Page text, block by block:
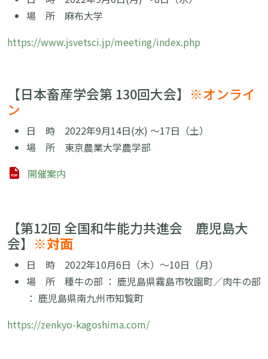
場 所 麻布大学
https://www.jsvetsci.jp/meeting/index.php
【日本畜産学会第 130回大会】 ※オンライ
ン
日 時 2022年9月14日(水) 〜17日（土）
場 所 東京農業大学農学部
開催案内
【第12回 全国和牛能力共進会 鹿児島大
会】 ※対面
日 時 2022年10月6日（木）〜10日（月）
場 所 種牛の部 ： 鹿児島県霧島市牧園町／肉牛の部
： 鹿児島県南九州市知覧町
https://zenkyo-kagoshima.com/